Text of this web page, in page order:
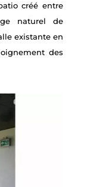
créé entre
naturel de
existante en
des